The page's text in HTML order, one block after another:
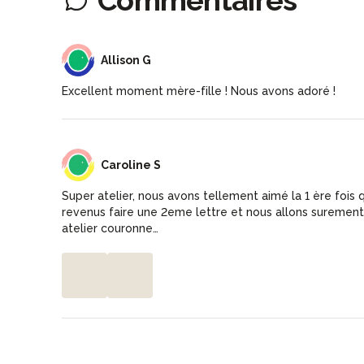
AG Allison G
Excellent moment mère-fille ! Nous avons adoré !
CS Caroline S
Super atelier, nous avons tellement aimé la 1 ère fois
revenus faire une 2eme lettre et nous allons
atelier couronne…